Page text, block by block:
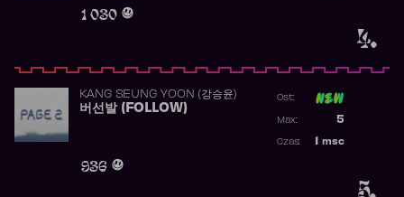
4.
1 030
5.
KANG SEUNG YOON (강승윤)
버선발 (FOLLOW)
936
Ost:
5
Max:
msc
Czas: